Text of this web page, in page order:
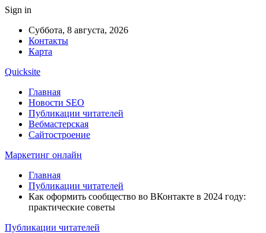
Sign in
Суббота, 8 августа, 2026
Контакты
Карта
Quicksite
Главная
Новости SEO
Публикации читателей
Вебмастерская
Сайтостроение
Маркетинг онлайн
Главная
Публикации читателей
Как оформить сообщество во ВКонтакте в 2024 году:
практические советы
Публикации читателей